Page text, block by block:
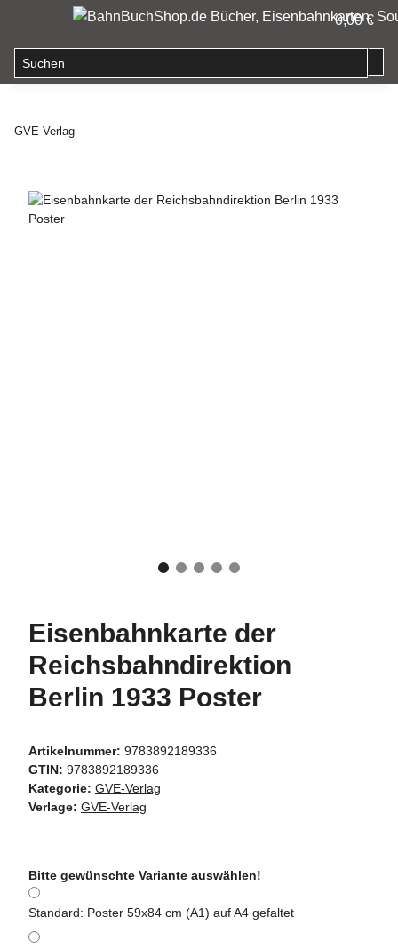
0,00 €
GVE-Verlag
Eisenbahnkarte der
Reichsbahndirektion
Berlin 1933 Poster
Artikelnummer: 9783892189336
GTIN: 9783892189336
Kategorie: GVE-Verlag
Verlage: GVE-Verlag
Bitte gewünschte Variante auswählen!
Standard: Poster 59x84 cm (A1) auf A4 gefaltet